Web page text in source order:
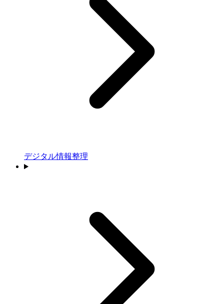
デジタル情報整理